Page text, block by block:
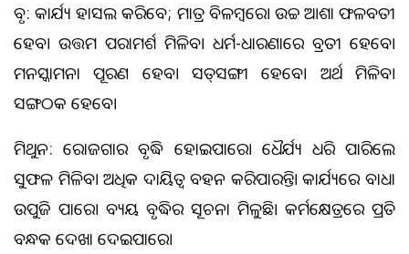
ବୃଷ: କାର୍ଯ୍ୟ ହାସଲ କରିବେ; ମାତ୍ର ବିଳମ୍ବରେ। ଉଚ୍ଚ ଆଶା ଫଳବତୀ
ହେବ। ଉତ୍ତମ ପରାମର୍ଶ ମିଳିବ। ଧର୍ମ-ଧାରଣାରେ ବ୍ରତୀ ହେବେ।
ମନସ୍କାମନା ପୂରଣ ହେବ। ସତ୍‌ସଙ୍ଗୀ ହେବେ। ଅର୍ଥ ମିଳିବ।
ସଙ୍ଗଠକ ହେବେ।
ମିଥୁନ: ରୋଜଗାର ବୃଦ୍ଧି ହୋଇପାରେ। ଧୈର୍ଯ୍ୟ ଧରି ପାରିଲେ
ସୁଫଳ ମିଳିବ। ଅଧିକ ଦାୟିତ୍ବ ବହନ କରିପାରନ୍ତି। କାର୍ଯ୍ୟରେ ବାଧା
ଉପୁଜି ପାରେ। ବ୍ୟୟ ବୃଦ୍ଧିର ସୂଚନା ମିଳୁଛି। କର୍ମକ୍ଷେତ୍ରରେ ପ୍ରତି
ବନ୍ଧକ ଦେଖା ଦେଇପାରେ।